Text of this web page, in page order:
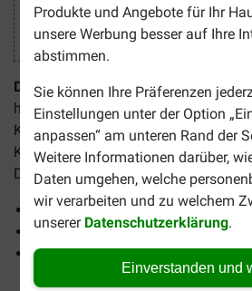
Produkte und Angebote für Ihr
unsere Werbung besser auf Ihre
abstimmen.
Sie können Ihre Präferenzen
Einstellungen unter der Option
anpassen“ am unteren Rand der
Weitere Informationen darüber,
Daten umgehen, welche
wir verarbeiten und zu welchem
unserer Datenschutzerklärung.
Einverstanden und
Dermoscent SunFREE für Hund und
hautfreundliche Sonnencreme (SPF
Katzen mit lichtempfindlicher Haut
Körperstellen mit wenig Haaren
Dermoscent SunFREE ist wasserfest
Hautfreundliche Sonnencreme
Geruchlos
Wasserfest